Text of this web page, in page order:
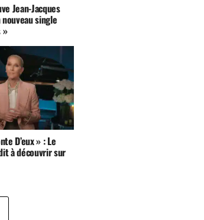
Jean-Jacques
single
»
D’eux » : Le
à découvrir sur